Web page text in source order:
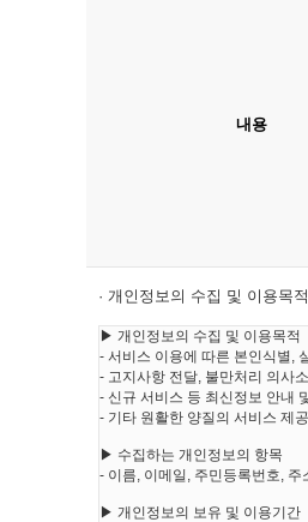
내용
· 개인정보의 수집 및 이용목적